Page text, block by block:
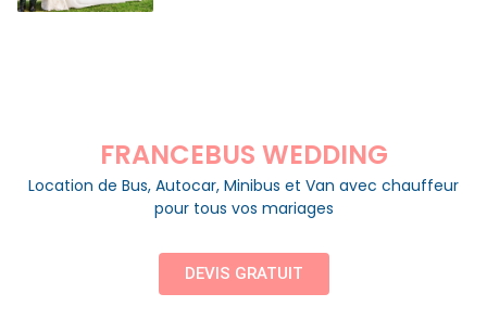
FRANCEBUS WEDDING
Location de Bus, Autocar, Minibus et Van avec chauffeur
pour tous vos mariages
DEVIS GRATUIT